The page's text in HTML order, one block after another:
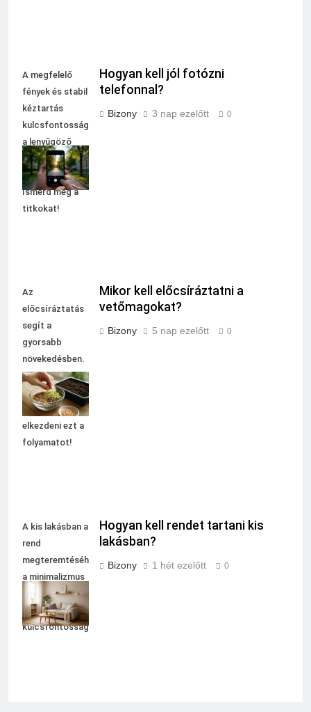
A megfelelő
fények és stabil
kéztartás
kulcsfontosságú
a lenyűgöző
mobilfotók
készítéséhez.
Ismerd meg a
titkokat!
Hogyan kell jól fotózni
telefonnal?
Bizony 3 nap ezelőtt 0
Az
előcsíráztatás
segít a
gyorsabb
növekedésben.
Tudj meg
többet arról,
mikor érdemes
elkezdeni ezt a
folyamatot!
Mikor kell előcsíráztatni a
vetőmagokat?
Bizony 5 nap ezelőtt 0
A kis lakásban a
rend
megteremtéséhez
a minimalizmus
és a praktikus
tárolás
kulcsfontosságú.
Hogyan kell rendet tartani kis
lakásban?
Bizony 1 hét ezelőtt 0